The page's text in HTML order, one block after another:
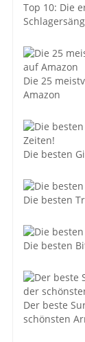
Top 10: Die
Die 25
Amazon
Die besten
Die besten
Die besten
Der beste
schönsten